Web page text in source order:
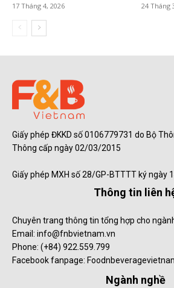
17 Tháng 4, 2026 24 Tháng
Giấy phép ĐKKD số 0106779731 do Bộ
Thông cấp ngày 02/03/2015
Giấy phép MXH số 28/GP-BTTTT ký ngày
Thông tin liên
Chuyên trang thông tin tổng hợp cho
Email: info@fnbvietnam.vn
Phone: (+84) 922.559.799
Facebook fanpage:
Ngành nghề